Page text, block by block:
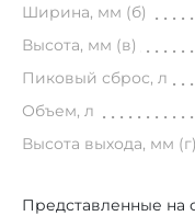
Ширина, мм (б)
Высота, мм (в)
Пиковый сброс, л
Объем, л
Высота выхода, мм (г)
Представленные на